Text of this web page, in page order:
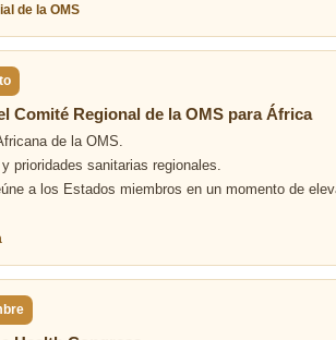
de la OMS
Comité Regional de la OMS para África
de la OMS.
prioridades sanitarias regionales.
a los Estados miembros en un momento de